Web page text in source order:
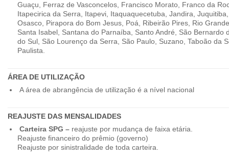
Guaçu, Ferraz de Vasconcelos, Francisco Morato, Franco da
Itapecirica da Serra, Itapevi, Itaquaquecetuba, Jandira,
Osasco, Pirapora do Bom Jesus, Poá, Ribeirão Pires, Rio
Santa Isabel, Santana do Parnaíba, Santo André, São Bernardo
do Sul, São Lourenço da Serra, São Paulo, Suzano, Taboão da
Paulista.
ÁREA DE UTILIZAÇÃO
A área de abrangência de utilização é a nível nacional
REAJUSTE DAS MENSALIDADES
Carteira SPG –reajuste por mudança de faixa etária.
Reajuste financeiro do prêmio (governo)
Reajuste por sinistralidade de toda carteira.